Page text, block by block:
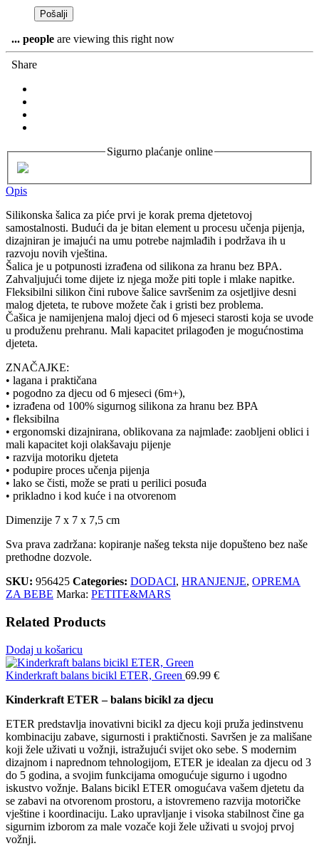
... people are viewing this right now
Share
Sigurno plaćanje online
Opis
Silikonska šalica za piće prvi je korak prema djetetovoj
samostalnosti. Budući da je bitan element u procesu učenja pijenja,
dizajniran je imajući na umu potrebe najmlađih i podržava ih u
razvoju novih vještina.
Šalica je u potpunosti izrađena od silikona za hranu bez BPA.
Zahvaljujući tome dijete iz njega može piti tople i mlake napitke.
Fleksibilni silikon čini rubove šalice savršenim za osjetljive desni
malog djeteta, te rubove možete čak i gristi bez problema.
Čašica je namijenjena maloj djeci od 6 mjeseci starosti koja se uvode
u produženu prehranu. Mali kapacitet prilagođen je mogućnostima
djeteta.
ZNAČAJKE:
• lagana i praktičana
• pogodno za djecu od 6 mjeseci (6m+),
• izrađena od 100% sigurnog silikona za hranu bez BPA
• fleksibilna
• ergonomski dizajnirana, oblikovana za najmlađe: zaobljeni oblici i
mali kapacitet koji olakšavaju pijenje
• razvija motoriku djeteta
• podupire proces učenja pijenja
• lako se čisti, može se prati u perilici posuđa
• prikladno i kod kuće i na otvorenom
Dimenzije 7 x 7 x 7,5 cm
Sva prava zadržana: kopiranje našeg teksta nije dopušteno bez naše
prethodne dozvole.
SKU: 956425 Categories: DODACI, HRANJENJE, OPREMA
ZA BEBE Marka: PETITE&MARS
Related Products
Dodaj u košaricu
Kinderkraft balans bicikl ETER, Green 69.99 €
Kinderkraft ETER – balans bicikl za djecu
ETER predstavlja inovativni bicikl za djecu koji pruža jedinstvenu
kombinaciju zabave, sigurnosti i praktičnosti. Savršen je za mališane
koji žele uživati u vožnji, istražujući svijet oko sebe. S modernim
dizajnom i naprednom tehnologijom, ETER je idealan za djecu od 3
do 5 godina, a svojim funkcijama omogućuje sigurno i ugodno
iskustvo vožnje. Balans bicikl ETER omogućava vašem djetetu da
se zabavi na otvorenom prostoru, a istovremeno razvija motoričke
vještine i koordinaciju. Lako upravljanje i visoka stabilnost čine ga
sigurnim izborom za male vozače koji žele uživati u svojoj prvoj
vožnji.